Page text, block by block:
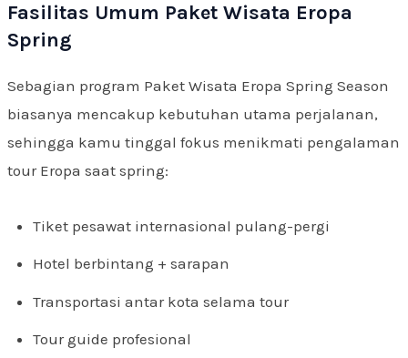
Fasilitas Umum Paket Wisata Eropa
Spring
Sebagian program Paket Wisata Eropa Spring Season
biasanya mencakup kebutuhan utama perjalanan,
sehingga kamu tinggal fokus menikmati pengalaman
tour Eropa saat spring:
Tiket pesawat internasional pulang-pergi
Hotel berbintang + sarapan
Transportasi antar kota selama tour
Tour guide profesional